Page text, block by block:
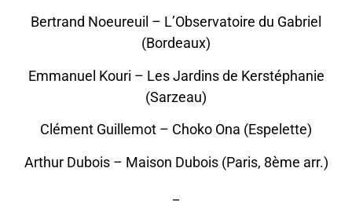
Bertrand Noeureuil – L’Observatoire du Gabriel
(Bordeaux)
Emmanuel Kouri – Les Jardins de Kerstéphanie
(Sarzeau)
Clément Guillemot – Choko Ona (Espelette)
Arthur Dubois – Maison Dubois (Paris, 8ème arr.)